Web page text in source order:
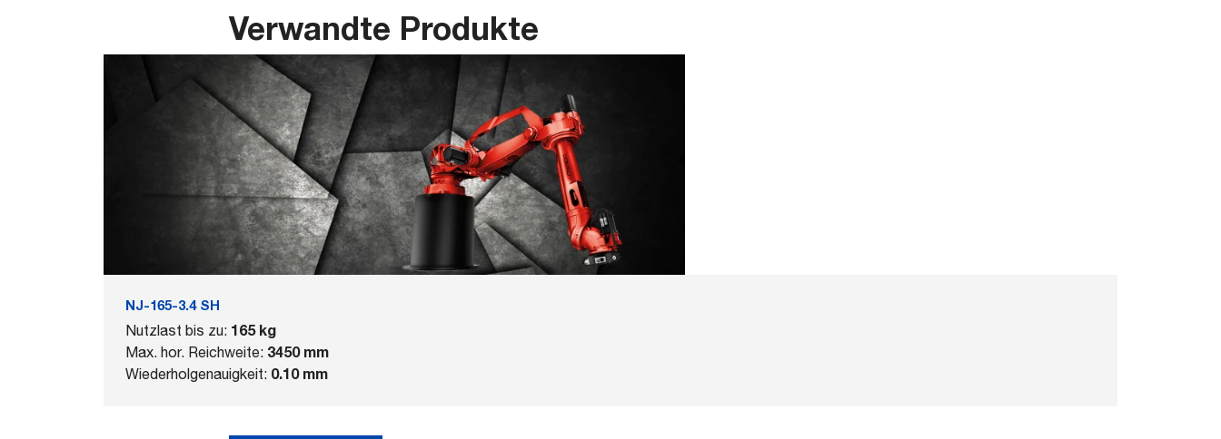
Verwandte Produkte
NJ-165-3.4 SH
Nutzlast bis zu: 165 kg
Max. hor. Reichweite: 3450 mm
Wiederholgenauigkeit: 0.10 mm